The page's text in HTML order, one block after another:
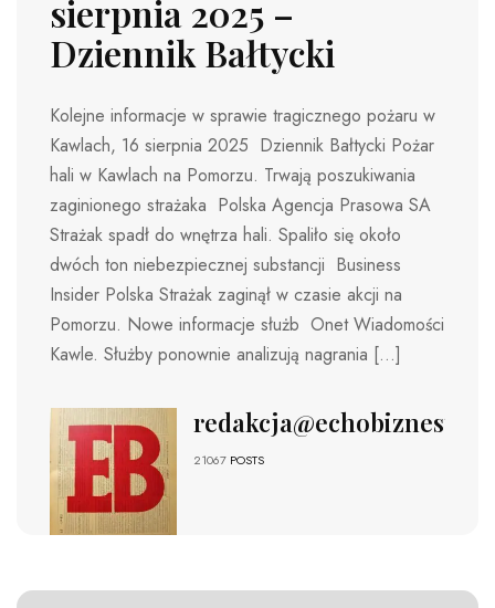
sierpnia 2025 –
Dziennik Bałtycki
Kolejne informacje w sprawie tragicznego pożaru w
Kawlach, 16 sierpnia 2025 Dziennik Bałtycki Pożar
hali w Kawlach na Pomorzu. Trwają poszukiwania
zaginionego strażaka Polska Agencja Prasowa SA
Strażak spadł do wnętrza hali. Spaliło się około
dwóch ton niebezpiecznej substancji Business
Insider Polska Strażak zaginął w czasie akcji na
Pomorzu. Nowe informacje służb Onet Wiadomości
Kawle. Służby ponownie analizują nagrania […]
redakcja@echobiznesu.pl
21067 POSTS